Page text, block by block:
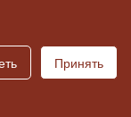
| Посмотреть
Принять